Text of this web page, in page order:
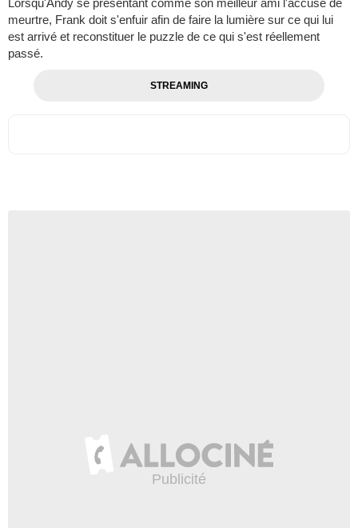
meurtre, Frank doit s'enfuir afin de faire la lumière sur ce qui lui
est arrivé et reconstituer le puzzle de ce qui s'est réellement
passé.
STREAMING